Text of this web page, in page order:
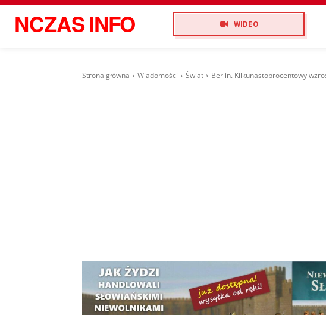
NCZASINFO WIDEO
Strona główna Wiadomości Świat Berlin. Kilkunastoprocentowy